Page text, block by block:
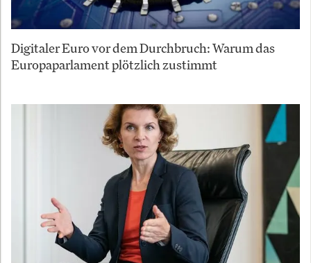
Digitaler Euro vor dem Durchbruch: Warum das
Europaparlament plötzlich zustimmt